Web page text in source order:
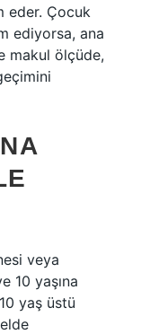
eder. Çocuk
ediyorsa, ana
makul ölçüde,
veya
10 yaşına
yaş üstü